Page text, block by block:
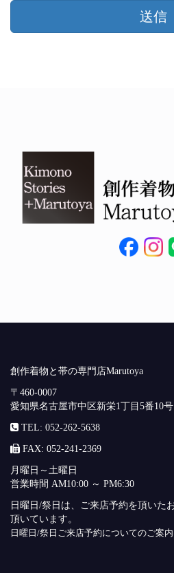
創作着物と帯の専門店Marutoya
〒460-0007
愛知県名古屋市中区新栄1丁目5番10号
TEL: 052-262-5638
FAX: 052-241-2369
月曜日～土曜日
営業時間 AM10:00 ～ PM6:30
日曜日/祭日は、ご来店予約を頂いた
頂いています。
日曜日/祭日ご来店予約についてのご案内